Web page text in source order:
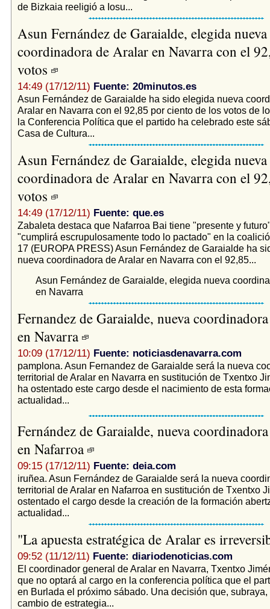
de Bizkaia reeligió a Iosu...
Asun Fernández de Garaialde, elegida nueva
coordinadora de Aralar en Navarra con el
votos
14:49 (17/12/11) Fuente: 20minutos.es
Asun Fernández de Garaialde ha sido elegida nueva
Aralar en Navarra con el 92,85 por ciento de los votos de
la Conferencia Política que el partido ha celebrado este
Casa de Cultura...
Asun Fernández de Garaialde, elegida nueva
coordinadora de Aralar en Navarra con el
votos
14:49 (17/12/11) Fuente: que.es
Zabaleta destaca que Nafarroa Bai tiene "presente y
"cumplirá escrupulosamente todo lo pactado" en la
17 (EUROPA PRESS) Asun Fernández de Garaialde ha
nueva coordinadora de Aralar en Navarra con el 92,85...
Asun Fernández de Garaialde, elegida nueva
en Navarra
Fernandez de Garaialde, nueva
en Navarra
10:09 (17/12/11) Fuente: noticiasdenavarra.com
pamplona. Asun Fernandez de Garaialde será la nueva
territorial de Aralar en Navarra en sustitución de Txentxo
ha ostentado este cargo desde el nacimiento de esta
actualidad...
Fernández de Garaialde, nueva
en Nafarroa
09:15 (17/12/11) Fuente: deia.com
iruñea. Asun Fernández de Garaialde será la nueva
territorial de Aralar en Nafarroa en sustitución de Txentxo
ostentado el cargo desde la creación de la formación
actualidad...
"La apuesta estratégica de Aralar es
09:52 (11/12/11) Fuente: diariodenoticias.com
El coordinador general de Aralar en Navarra, Txentxo
que no optará al cargo en la conferencia política que el
en Burlada el próximo sábado. Una decisión que, subraya,
cambio de estrategia...